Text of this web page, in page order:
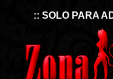
:: SOLO PARA